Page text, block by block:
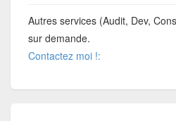
Autres services (Audit, Dev,
sur demande.
Contactez moi !: